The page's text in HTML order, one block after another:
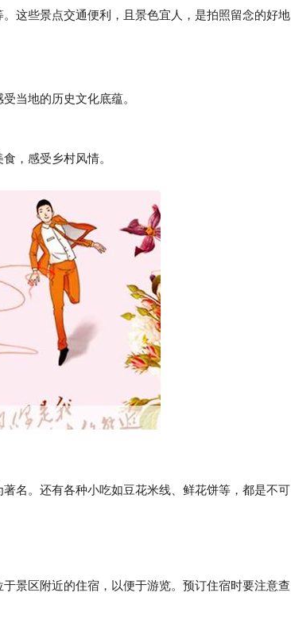
些景点交通便利，且景色宜人，是拍照留念的好地
当地的历史文化底蕴。
，感受乡村风情。
名。还有各种小吃如豆花米线、鲜花饼等，都是不可
景区附近的住宿，以便于游览。预订住宿时要注意查